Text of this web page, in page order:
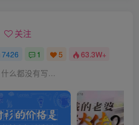
关注
7426 1 5 63.3W+
么都没有写...